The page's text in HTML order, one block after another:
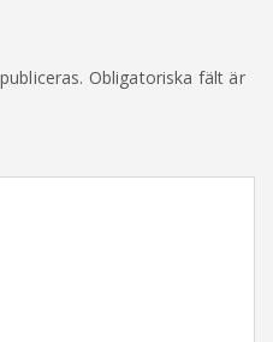
Obligatoriska fält är